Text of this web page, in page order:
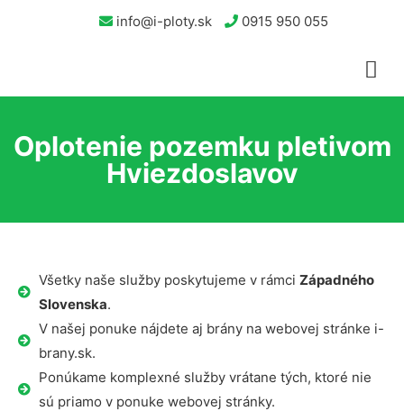
info@i-ploty.sk 0915 950 055
Oplotenie pozemku pletivom
Hviezdoslavov
Všetky naše služby poskytujeme v rámci Západného
Slovenska.
V našej ponuke nájdete aj brány na webovej stránke i-
brany.sk.
Ponúkame komplexné služby vrátane tých, ktoré nie
sú priamo v ponuke webovej stránky.